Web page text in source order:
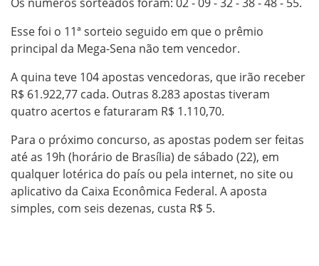
Esse foi o 11ª sorteio seguido em que o prêmio
principal da Mega-Sena não tem vencedor.
A quina teve 104 apostas vencedoras, que irão receber
R$ 61.922,77 cada. Outras 8.283 apostas tiveram
quatro acertos e faturaram R$ 1.110,70.
Para o próximo concurso, as apostas podem ser feitas
até as 19h (horário de Brasília) de sábado (22), em
qualquer lotérica do país ou pela internet, no site ou
aplicativo da Caixa Econômica Federal. A aposta
simples, com seis dezenas, custa R$ 5.